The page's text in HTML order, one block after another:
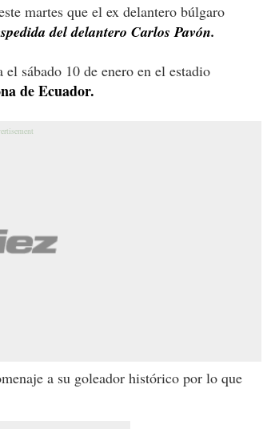
martes que el ex delantero búlgaro
del delantero Carlos Pavón.
sábado 10 de enero en el estadio
de Ecuador.
a su goleador histórico por lo que